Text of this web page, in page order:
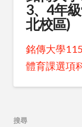
3、4年
北校區)
銘傳大學
體育課選項
搜尋